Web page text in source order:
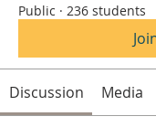
Public · 236 students
Discussion Media